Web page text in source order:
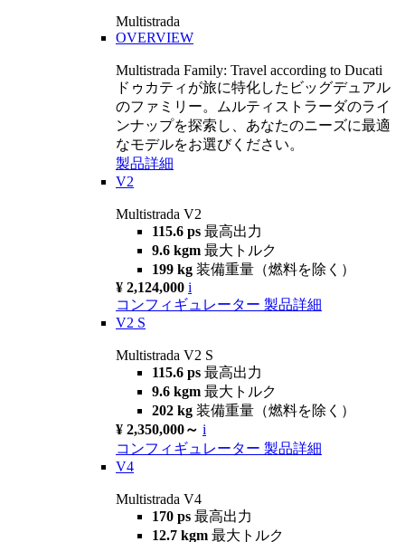
Multistrada
OVERVIEW
Multistrada Family: Travel according to Ducati
ドゥカティが旅に特化したビッグデュアル
のファミリー。ムルティストラーダのライ
ンナップを探索し、あなたのニーズに最適
なモデルをお選びください。
製品詳細
V2
Multistrada V2
115.6 ps 最高出力
9.6 kgm 最大トルク
199 kg 装備重量（燃料を除く）
¥ 2,124,000 i
コンフィギュレーター 製品詳細
V2 S
Multistrada V2 S
115.6 ps 最高出力
9.6 kgm 最大トルク
202 kg 装備重量（燃料を除く）
¥ 2,350,000～ i
コンフィギュレーター 製品詳細
V4
Multistrada V4
170 ps 最高出力
12.7 kgm 最大トルク